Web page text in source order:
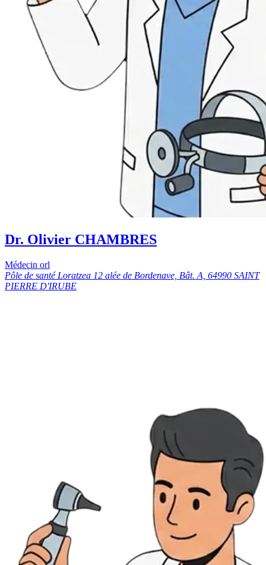
Dr. Olivier CHAMBRES
Médecin orl
Pôle de santé Loratzea 12 alée de Bordenave, Bât. A, 64990 SAINT
PIERRE D'IRUBE